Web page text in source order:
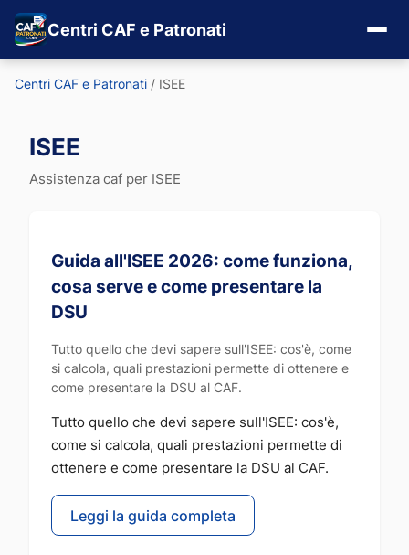
Centri CAF e Patronati
Centri CAF e Patronati / ISEE
ISEE
Assistenza caf per ISEE
Guida all'ISEE 2026: come funziona,
cosa serve e come presentare la
DSU
Tutto quello che devi sapere sull'ISEE: cos'è, come
si calcola, quali prestazioni permette di ottenere e
come presentare la DSU al CAF.
Tutto quello che devi sapere sull'ISEE: cos'è,
come si calcola, quali prestazioni permette di
ottenere e come presentare la DSU al CAF.
Leggi la guida completa